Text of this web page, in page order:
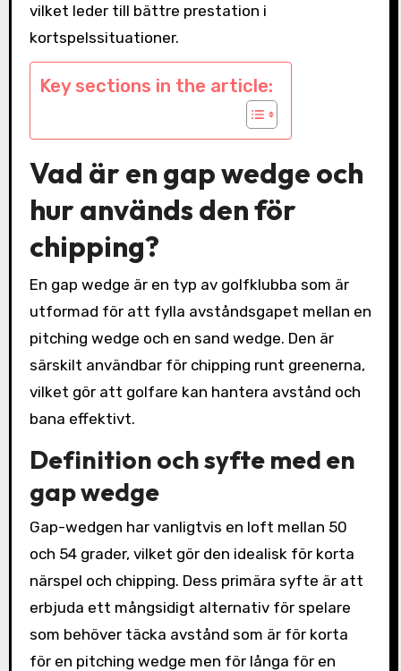
vilket leder till bättre prestation i
kortspelssituationer.
Key sections in the article:
Vad är en gap wedge och
hur används den för
chipping?
En gap wedge är en typ av golfklubba som är
utformad för att fylla avståndsgapet mellan en
pitching wedge och en sand wedge. Den är
särskilt användbar för chipping runt greenerna,
vilket gör att golfare kan hantera avstånd och
bana effektivt.
Definition och syfte med en
gap wedge
Gap-wedgen har vanligtvis en loft mellan 50
och 54 grader, vilket gör den idealisk för korta
närspel och chipping. Dess primära syfte är att
erbjuda ett mångsidigt alternativ för spelare
som behöver täcka avstånd som är för korta
för en pitching wedge men för långa för en